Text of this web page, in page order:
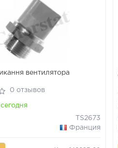
вентилятора
0 отзывов
TS2673
Франция